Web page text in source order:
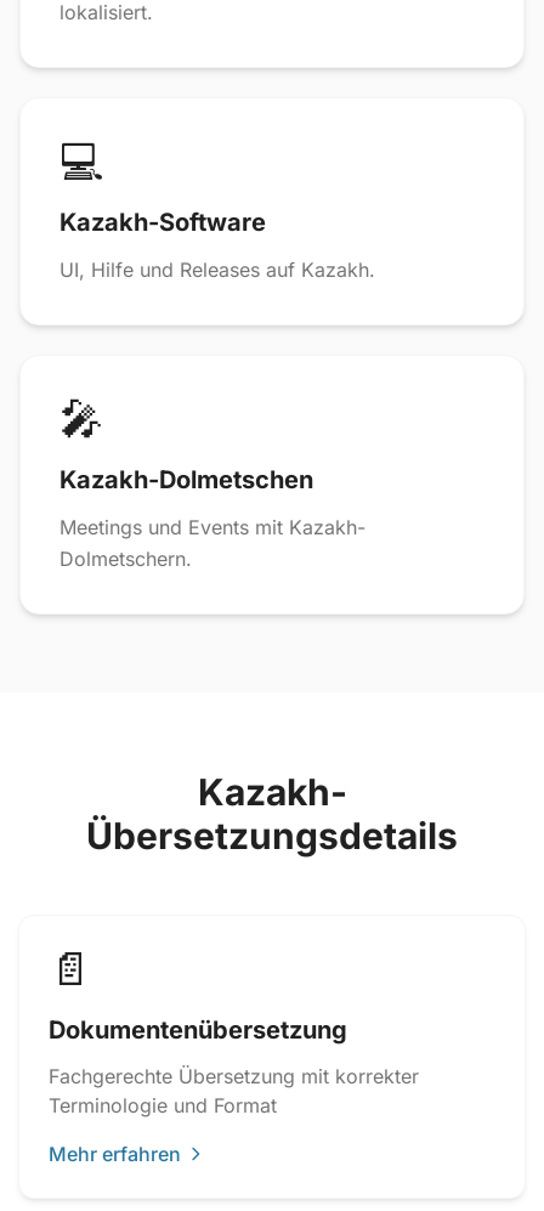
lokalisiert.
💻
Kazakh-Software
UI, Hilfe und Releases auf Kazakh.
🎤
Kazakh-Dolmetschen
Meetings und Events mit Kazakh-
Dolmetschern.
Kazakh-
Übersetzungsdetails
📄
Dokumentenübersetzung
Fachgerechte Übersetzung mit korrekter
Terminologie und Format
Mehr erfahren